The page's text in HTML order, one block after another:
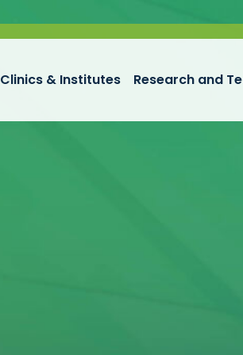
Clinics & Institutes Research and